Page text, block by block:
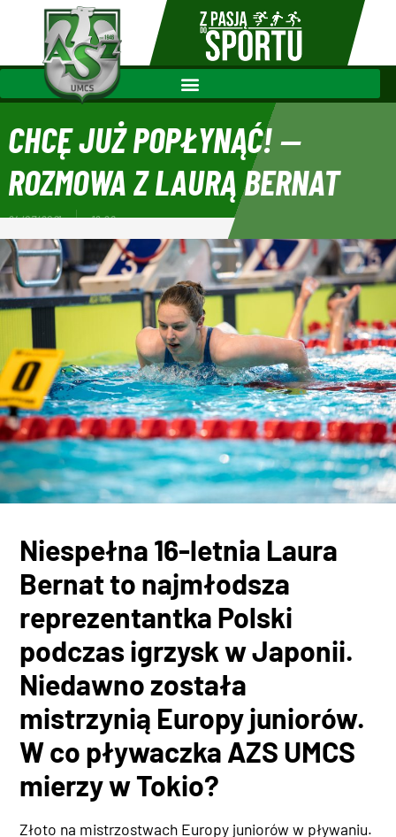
CHCĘ JUŻ POPŁYNĄĆ! ‒
ROZMOWA Z LAURĄ BERNAT
24/07/2021 12:28
Niespełna 16-letnia Laura
Bernat to najmłodsza
reprezentantka Polski
podczas igrzysk w Japonii.
Niedawno została
mistrzynią Europy juniorów.
W co pływaczka AZS UMCS
mierzy w Tokio?
Złoto na mistrzostwach Europy juniorów w pływaniu.